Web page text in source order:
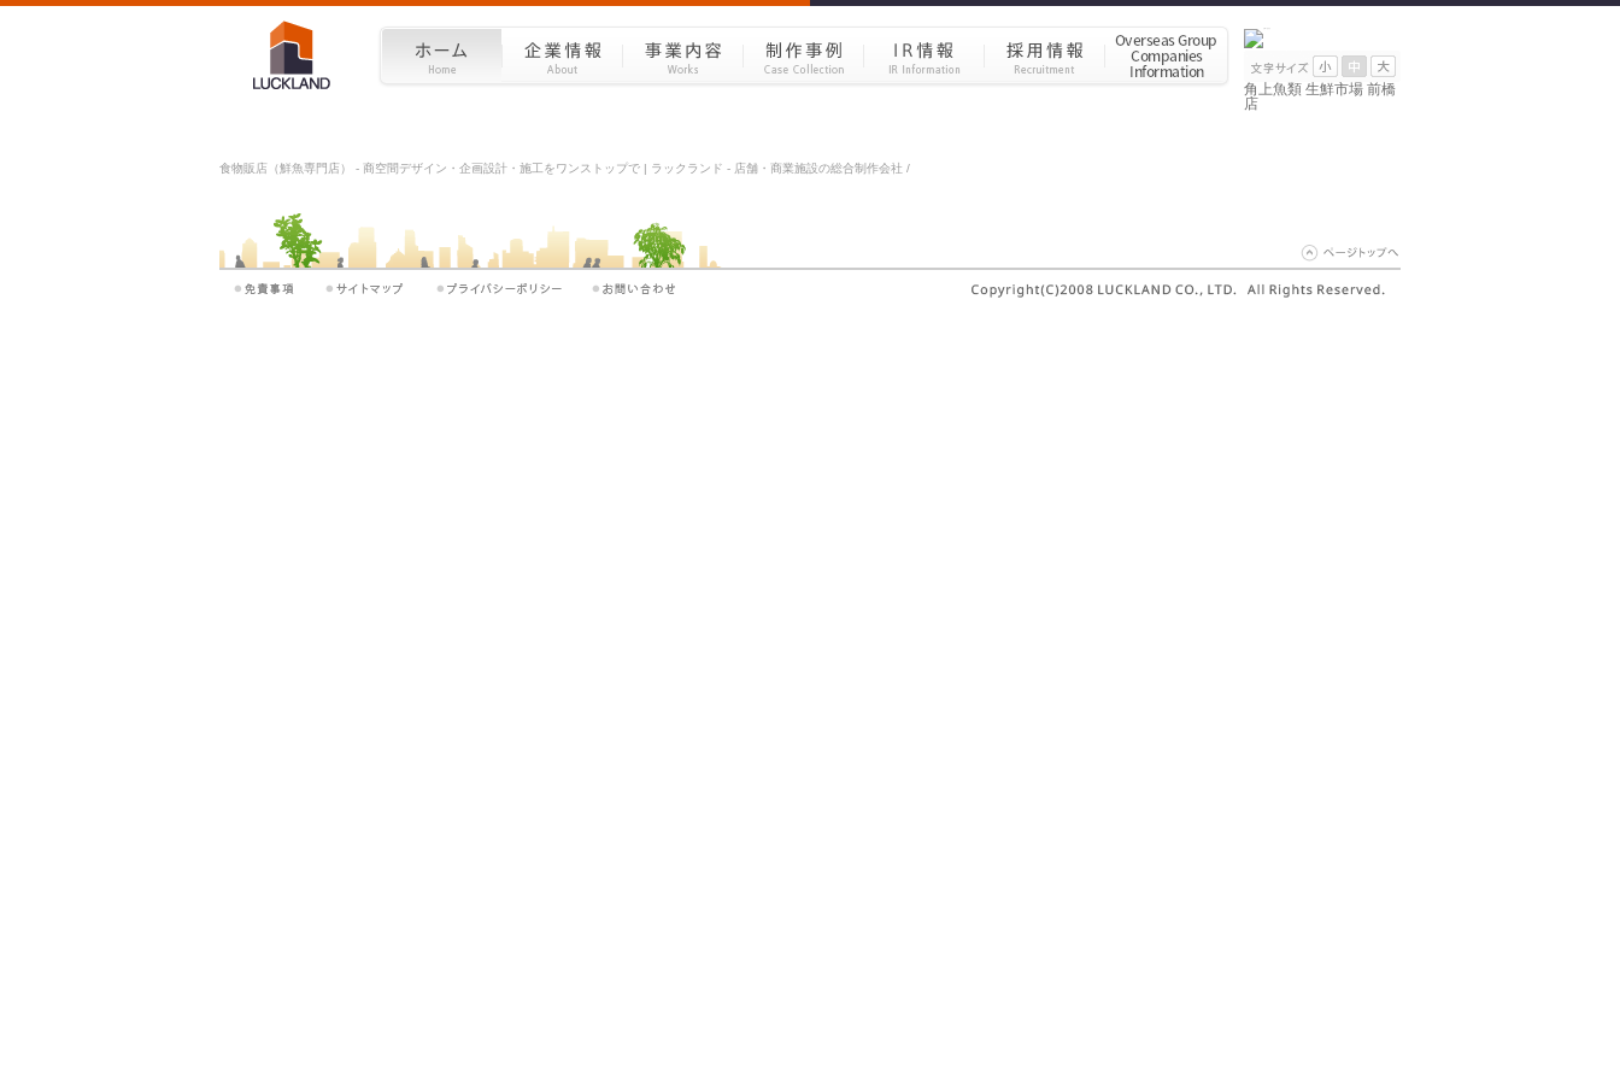
角上魚類 生鮮市場 前橋
店
食物販店（鮮魚専門店） - 商空間デザイン・企画設計・施工をワンストップで | ラックランド - 店舗・商業施設の総合制作会社 /